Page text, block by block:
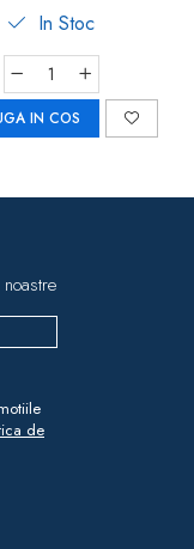
In Stoc
IN COS
de